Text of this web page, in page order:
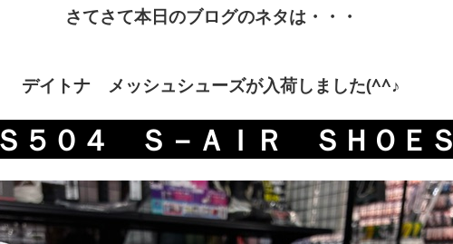
さてさて本日のブログのネタは・・・
デイトナ メッシュシューズが入荷しました(^^♪
５０４ Ｓ－ＡＩＲ ＳＨＯＥＳ